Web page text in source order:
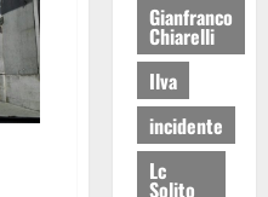
Gianfranco
Chiarelli
Ilva
incidente
Lc
Solito